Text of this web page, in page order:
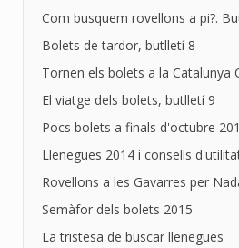
Com busquem rovellons a pi?.
Bolets de tardor, butlletí 8
Tornen els bolets a la Catalunya
El viatge dels bolets, butlletí 9
Pocs bolets a finals d'octubre
Llenegues 2014 i consells
Rovellons a les Gavarres per
Semàfor dels bolets 2015
La tristesa de buscar llenegues